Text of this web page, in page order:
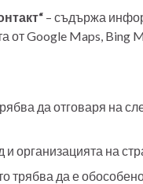
– съдържа
от Google Maps, Bing
да отговаря на
организацията на
трябва да е